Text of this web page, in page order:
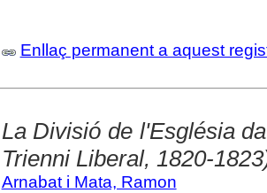
Enllaç permanent a aquest
La Divisió de l'Església
Trienni Liberal, 1820-
Arnabat i Mata, Ramon